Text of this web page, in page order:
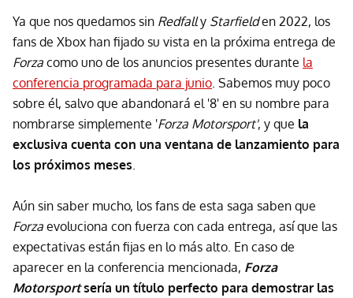
Ya que nos quedamos sin Redfally Starfielden 2022, los
fans de Xbox han fijado su vista en la próxima entrega de
Forza como uno de los anuncios presentes durante la
conferencia programada para junio. Sabemos muy poco
sobre él, salvo que abandonará el '8' en su nombre para
nombrarse simplemente 'Forza Motorsport', y que la
exclusiva cuenta con una ventana de lanzamiento para
los próximos meses.
Aún sin saber mucho, los fans de esta saga saben que
Forza evoluciona con fuerza con cada entrega, así que las
expectativas están fijas en lo más alto. En caso de
aparecer en la conferencia mencionada, Forza
Motorsportsería un título perfecto para demostrar las